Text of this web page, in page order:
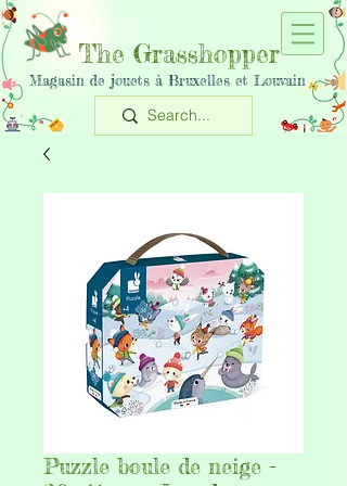
The Grasshopper
Magasin de jouets à Bruxelles et Louvain
Puzzle boule de neige -